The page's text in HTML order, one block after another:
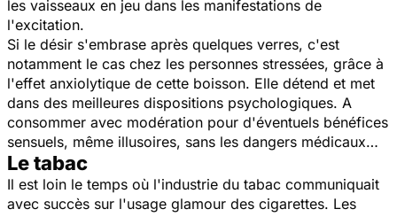
les vaisseaux en jeu dans les manifestations de
l'excitation.
Si le désir s'embrase après quelques verres, c'est
notamment le cas chez les personnes stressées, grâce à
l'effet anxiolytique de cette boisson. Elle détend et met
dans des meilleures dispositions psychologiques. A
consommer avec modération pour d'éventuels bénéfices
sensuels, même illusoires, sans les dangers médicaux…
Le tabac
Il est loin le temps où l'industrie du tabac communiquait
avec succès sur l'usage glamour des cigarettes. Les